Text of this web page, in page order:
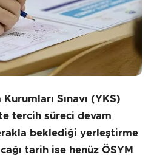
Sınavı (YKS)
tercih süreci devam
beklediği yerleştirme
tarih ise henüz ÖSYM